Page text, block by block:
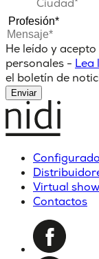
He leído y
personales - Lea
el boletín de
Enviar
Virtual
Contactos